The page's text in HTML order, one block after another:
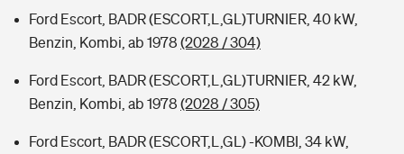
Ford Escort, BADR (ESCORT,L,GL)TURNIER, 40 kW,
Benzin, Kombi, ab 1978 (2028 / 304)
Ford Escort, BADR (ESCORT,L,GL)TURNIER, 42 kW,
Benzin, Kombi, ab 1978 (2028 / 305)
Ford Escort, BADR (ESCORT,L,GL) -KOMBI, 34 kW,